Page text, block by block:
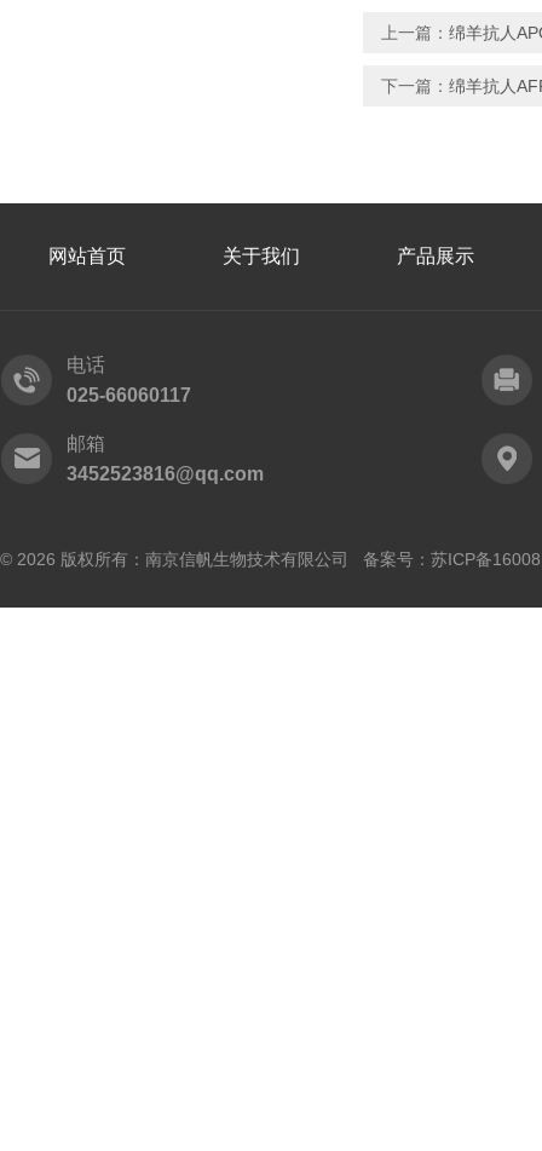
上一篇： 绵羊抗人
下一篇： 绵羊抗人
网站首页 关于我们 产品展示
电话
025-66060117
邮箱
3452523816@qq.com
© 2026 版权所有：南京信帆生物技术有限公司 备案号： 苏ICP备